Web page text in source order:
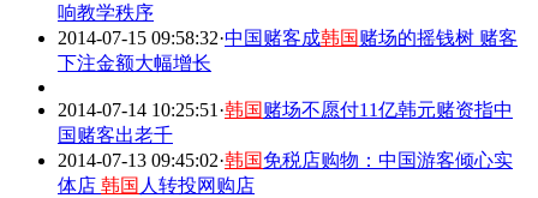
响教学秩序
2014-07-15 09:58:32·中国赌客成韩国赌场的摇钱树 赌客
下注金额大幅增长
2014-07-14 10:25:51 ·韩国赌场不愿付11亿韩元赌资指中
国赌客出老千
2014-07-13 09:45:02·韩国免税店购物：中国游客倾心实
体店 韩国 人转投网购店